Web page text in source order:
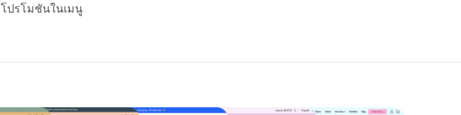
โปรโมชันในเมนู